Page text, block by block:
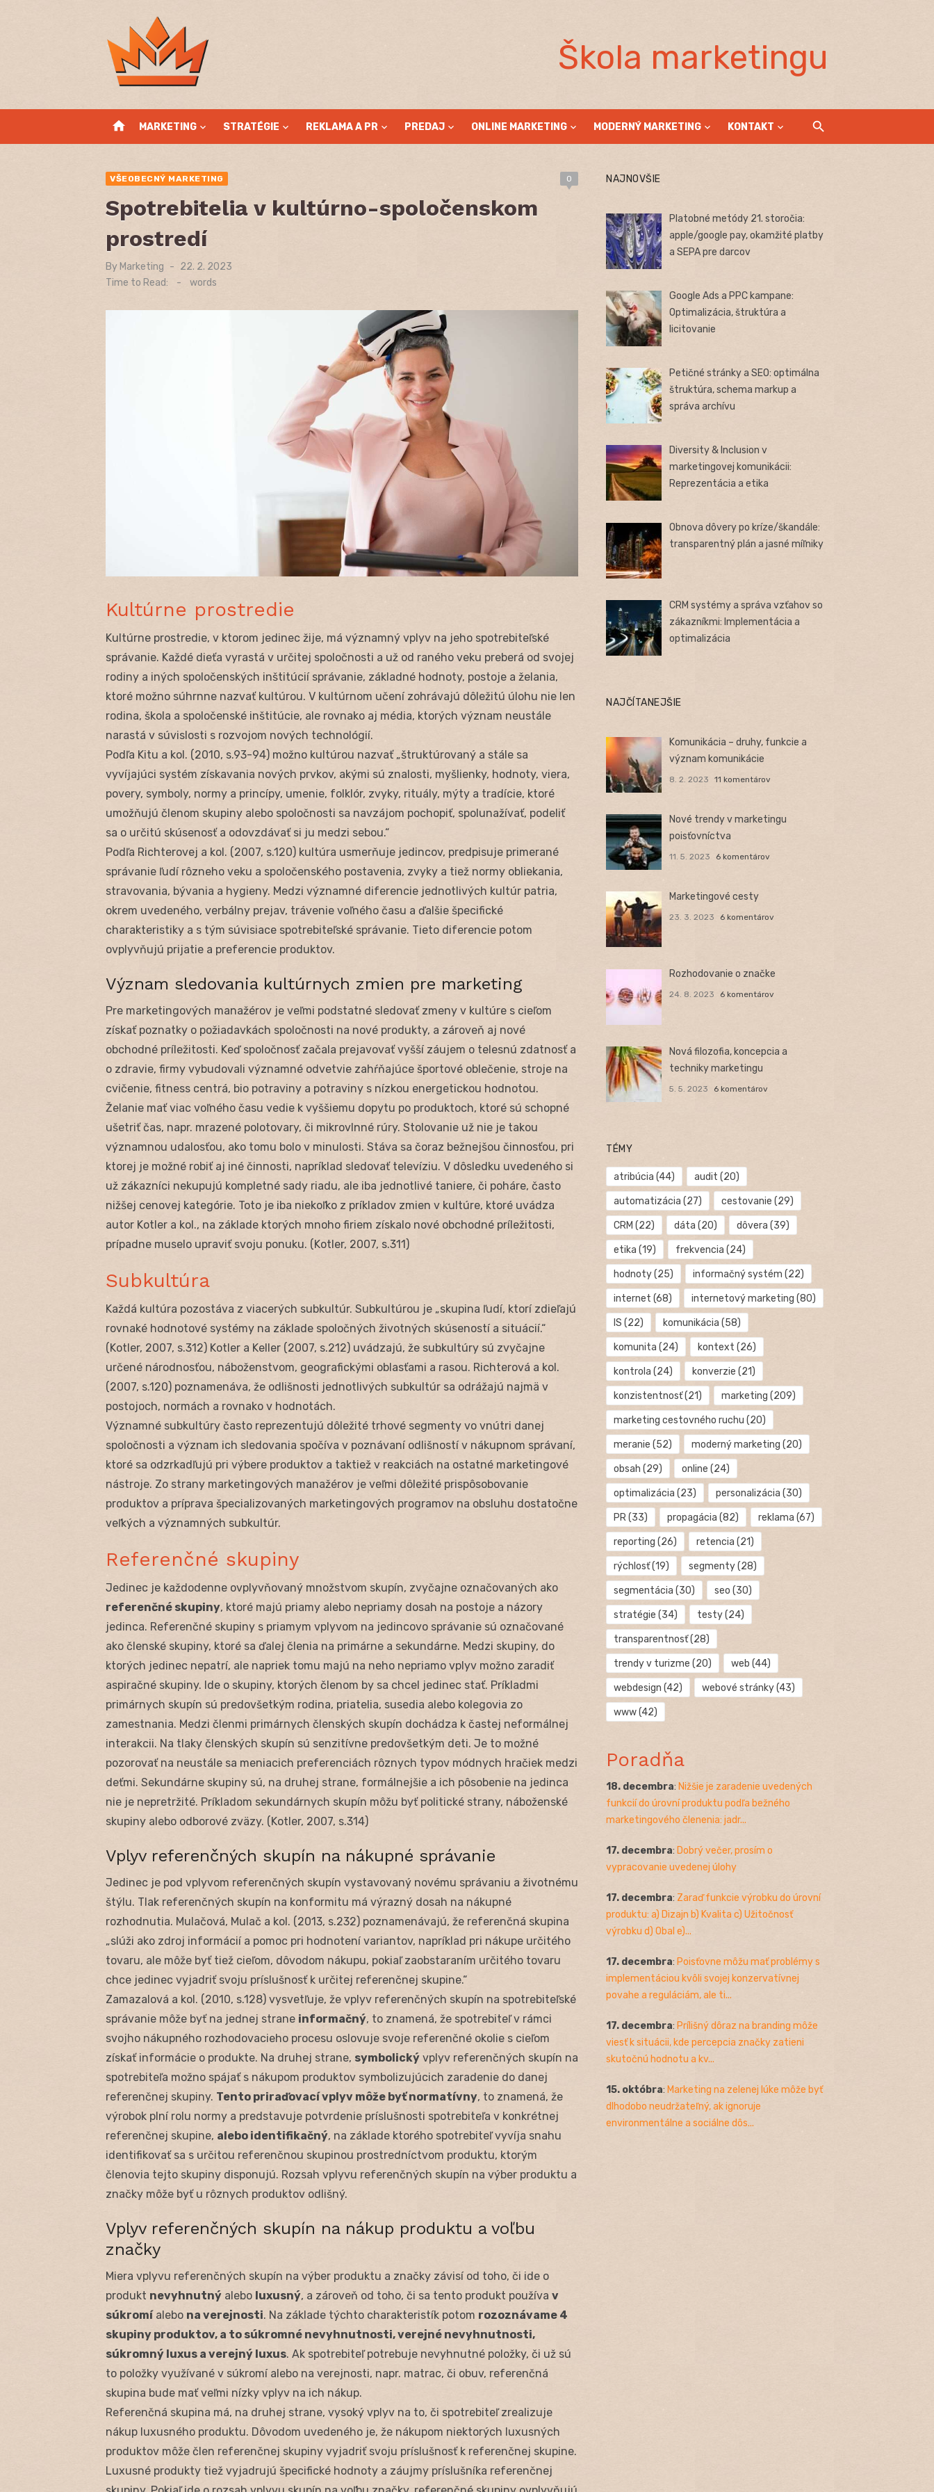
Škola marketingu
home MARKETING STRATÉGIE REKLAMA A PR PREDAJ ONLINE MARKETING MODERNÝ MARKETING KONTAKT
VŠEOBECNÝ MARKETING 0
Spotrebitelia v kultúrno-spoločenskom
prostredí
By Marketing
Posted
on
22. 2. 2023
Time to Read:
- words
Kultúrne prostredie
Kultúrne prostredie, v ktorom jedinec žije, má významný vplyv na jeho spotrebiteľské
správanie. Každé dieťa vyrastá v určitej spoločnosti a už od raného veku preberá od svojej
rodiny a iných spoločenských inštitúcií správanie, základné hodnoty, postoje a želania,
ktoré možno súhrnne nazvať kultúrou. V kultúrnom učení zohrávajú dôležitú úlohu nie len
rodina, škola a spoločenské inštitúcie, ale rovnako aj média, ktorých význam neustále
narastá v súvislosti s rozvojom nových technológií.
Podľa Kitu a kol. (2010, s.93-94) možno kultúrou nazvať „štruktúrovaný a stále sa
vyvíjajúci systém získavania nových prvkov, akými sú znalosti, myšlienky, hodnoty, viera,
povery, symboly, normy a princípy, umenie, folklór, zvyky, rituály, mýty a tradície, ktoré
umožňujú členom skupiny alebo spoločnosti sa navzájom pochopiť, spolunažívať, podeliť
sa o určitú skúsenosť a odovzdávať si ju medzi sebou.“
Podľa Richterovej a kol. (2007, s.120) kultúra usmerňuje jedincov, predpisuje primerané
správanie ľudí rôzneho veku a spoločenského postavenia, zvyky a tiež normy obliekania,
stravovania, bývania a hygieny. Medzi významné diferencie jednotlivých kultúr patria,
okrem uvedeného, verbálny prejav, trávenie voľného času a ďalšie špecifické
charakteristiky a s tým súvisiace spotrebiteľské správanie. Tieto diferencie potom
ovplyvňujú prijatie a preferencie produktov.
Význam sledovania kultúrnych zmien pre marketing
Pre marketingových manažérov je veľmi podstatné sledovať zmeny v kultúre s cieľom
získať poznatky o požiadavkách spoločnosti na nové produkty, a zároveň aj nové
obchodné príležitosti. Keď spoločnosť začala prejavovať vyšší záujem o telesnú zdatnosť a
o zdravie, firmy vybudovali významné odvetvie zahŕňajúce športové oblečenie, stroje na
cvičenie, fitness centrá, bio potraviny a potraviny s nízkou energetickou hodnotou.
Želanie mať viac voľného času vedie k vyššiemu dopytu po produktoch, ktoré sú schopné
ušetriť čas, napr. mrazené polotovary, či mikrovlnné rúry. Stolovanie už nie je takou
významnou udalosťou, ako tomu bolo v minulosti. Stáva sa čoraz bežnejšou činnosťou, pri
ktorej je možné robiť aj iné činnosti, napríklad sledovať televíziu. V dôsledku uvedeného si
už zákazníci nekupujú kompletné sady riadu, ale iba jednotlivé taniere, či poháre, často
nižšej cenovej kategórie. Toto je iba niekoľko z príkladov zmien v kultúre, ktoré uvádza
autor Kotler a kol., na základe ktorých mnoho firiem získalo nové obchodné príležitosti,
prípadne muselo upraviť svoju ponuku. (Kotler, 2007, s.311)
Subkultúra
Každá kultúra pozostáva z viacerých subkultúr. Subkultúrou je „skupina ľudí, ktorí zdieľajú
rovnaké hodnotové systémy na základe spoločných životných skúseností a situácií.“
(Kotler, 2007, s.312) Kotler a Keller (2007, s.212) uvádzajú, že subkultúry sú zvyčajne
určené národnosťou, náboženstvom, geografickými oblasťami a rasou. Richterová a kol.
(2007, s.120) poznamenáva, že odlišnosti jednotlivých subkultúr sa odrážajú najmä v
postojoch, normách a rovnako v hodnotách.
Významné subkultúry často reprezentujú dôležité trhové segmenty vo vnútri danej
spoločnosti a význam ich sledovania spočíva v poznávaní odlišností v nákupnom správaní,
ktoré sa odzrkadľujú pri výbere produktov a taktiež v reakciách na ostatné marketingové
nástroje. Zo strany marketingových manažérov je veľmi dôležité prispôsobovanie
produktov a príprava špecializovaných marketingových programov na obsluhu dostatočne
veľkých a významných subkultúr.
Referenčné skupiny
Jedinec je každodenne ovplyvňovaný množstvom skupín, zvyčajne označovaných ako
referenčné skupiny, ktoré majú priamy alebo nepriamy dosah na postoje a názory
jedinca. Referenčné skupiny s priamym vplyvom na jedincovo správanie sú označované
ako členské skupiny, ktoré sa ďalej členia na primárne a sekundárne. Medzi skupiny, do
ktorých jedinec nepatrí, ale napriek tomu majú na neho nepriamo vplyv možno zaradiť
aspiračné skupiny. Ide o skupiny, ktorých členom by sa chcel jedinec stať. Príkladmi
primárnych skupín sú predovšetkým rodina, priatelia, susedia alebo kolegovia zo
zamestnania. Medzi členmi primárnych členských skupín dochádza k častej neformálnej
interakcii. Na tlaky členských skupín sú senzitívne predovšetkým deti. Je to možné
pozorovať na neustále sa meniacich preferenciách rôznych typov módnych hračiek medzi
deťmi. Sekundárne skupiny sú, na druhej strane, formálnejšie a ich pôsobenie na jedinca
nie je nepretržité. Príkladom sekundárnych skupín môžu byť politické strany, náboženské
skupiny alebo odborové zväzy. (Kotler, 2007, s.314)
Vplyv referenčných skupín na nákupné správanie
Jedinec je pod vplyvom referenčných skupín vystavovaný novému správaniu a životnému
štýlu. Tlak referenčných skupín na konformitu má výrazný dosah na nákupné
rozhodnutia. Mulačová, Mulač a kol. (2013, s.232) poznamenávajú, že referenčná skupina
„slúži ako zdroj informácií a pomoc pri hodnotení variantov, napríklad pri nákupe určitého
tovaru, ale môže byť tiež cieľom, dôvodom nákupu, pokiaľ zaobstaraním určitého tovaru
chce jedinec vyjadriť svoju príslušnosť k určitej referenčnej skupine.“
Zamazalová a kol. (2010, s.128) vysvetľuje, že vplyv referenčných skupín na spotrebiteľské
správanie môže byť na jednej strane informačný, to znamená, že spotrebiteľ v rámci
svojho nákupného rozhodovacieho procesu oslovuje svoje referenčné okolie s cieľom
získať informácie o produkte. Na druhej strane, symbolický vplyv referenčných skupín na
spotrebiteľa možno spájať s nákupom produktov symbolizujúcich zaradenie do danej
referenčnej skupiny. Tento priraďovací vplyv môže byť normatívny, to znamená, že
výrobok plní rolu normy a predstavuje potvrdenie príslušnosti spotrebiteľa v konkrétnej
referenčnej skupine, alebo identifikačný, na základe ktorého spotrebiteľ vyvíja snahu
identifikovať sa s určitou referenčnou skupinou prostredníctvom produktu, ktorým
členovia tejto skupiny disponujú. Rozsah vplyvu referenčných skupín na výber produktu a
značky môže byť u rôznych produktov odlišný.
Vplyv referenčných skupín na nákup produktu a voľbu
značky
Miera vplyvu referenčných skupín na výber produktu a značky závisí od toho, či ide o
produkt nevyhnutný alebo luxusný, a zároveň od toho, či sa tento produkt používa v
súkromíalebo na verejnosti. Na základe týchto charakteristík potom rozoznávame 4
skupiny produktov, a to súkromné nevyhnutnosti, verejné nevyhnutnosti,
súkromný luxus a verejný luxus. Ak spotrebiteľ potrebuje nevyhnutné položky, či už sú
to položky využívané v súkromí alebo na verejnosti, napr. matrac, či obuv, referenčná
skupina bude mať veľmi nízky vplyv na ich nákup.
Referenčná skupina má, na druhej strane, vysoký vplyv na to, či spotrebiteľ zrealizuje
nákup luxusného produktu. Dôvodom uvedeného je, že nákupom niektorých luxusných
produktov môže člen referenčnej skupiny vyjadriť svoju príslušnosť k referenčnej skupine.
Luxusné produkty tiež vyjadrujú špecifické hodnoty a záujmy príslušníka referenčnej
NAJNOVŠIE
Platobné metódy 21. storočia:
apple/google pay, okamžité platby
a SEPA pre darcov
Google Ads a PPC kampane:
Optimalizácia, štruktúra a
licitovanie
Petičné stránky a SEO: optimálna
štruktúra, schema markup a
správa archívu
Diversity & Inclusion v
marketingovej komunikácii:
Reprezentácia a etika
Obnova dôvery po kríze/škandále:
transparentný plán a jasné míľniky
CRM systémy a správa vzťahov so
zákazníkmi: Implementácia a
optimalizácia
NAJČÍTANEJŠIE
Komunikácia – druhy, funkcie a
význam komunikácie
8. 2. 2023 11 komentárov
Nové trendy v marketingu
poisťovníctva
11. 5. 2023 6 komentárov
Marketingové cesty
23. 3. 2023 6 komentárov
Rozhodovanie o značke
24. 8. 2023 6 komentárov
Nová filozofia, koncepcia a
techniky marketingu
5. 5. 2023 6 komentárov
TÉMY
atribúcia (44) audit (20)
automatizácia (27) cestovanie (29)
CRM (22) dáta (20) dôvera (39)
etika (19) frekvencia (24)
hodnoty(25) informačný systém (22)
internet (68) internetový marketing (80)
IS (22) komunikácia (58)
komunita (24) kontext (26)
kontrola (24) konverzie (21)
konzistentnosť(21) marketing (209)
marketing cestovného ruchu (20)
meranie (52) moderný marketing (20)
obsah (29) online (24)
optimalizácia (23) personalizácia (30)
PR(33) propagácia (82) reklama (67)
reporting (26) retencia (21)
rýchlosť(19) segmenty(28)
segmentácia (30) seo (30)
stratégie (34) testy(24)
transparentnosť(28)
trendy v turizme (20) web (44)
webdesign (42) webové stránky(43)
www(42)
Poradňa
18. decembra: Nižšie je zaradenie uvedených
funkcií do úrovní produktu podľa bežného
marketingového členenia: jadr...
17. decembra: Dobrý večer, prosím o
vypracovanie uvedenej úlohy
17. decembra: Zaraď funkcie výrobku do úrovní
produktu: a) Dizajn b) Kvalita c) Užitočnosť
výrobku d) Obal e)...
17. decembra: Poisťovne môžu mať problémy s
implementáciou kvôli svojej konzervatívnej
povahe a reguláciám, ale ti...
17. decembra: Prílišný dôraz na branding môže
viesť k situácii, kde percepcia značky zatieni
skutočnú hodnotu a kv...
15. októbra: Marketing na zelenej lúke môže byť
dlhodobo neudržateľný, ak ignoruje
environmentálne a sociálne dôs...